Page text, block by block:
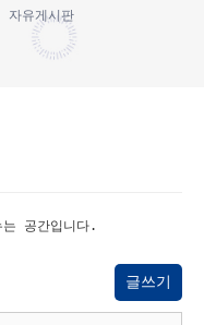
자유게시판
공간입니다.
글쓰기